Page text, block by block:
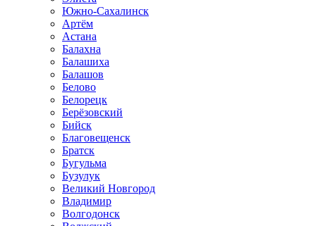
Южно-Сахалинск
Артём
Астана
Балахна
Балашиха
Балашов
Белово
Белорецк
Берёзовский
Бийск
Благовещенск
Братск
Бугульма
Бузулук
Великий Новгород
Владимир
Волгодонск